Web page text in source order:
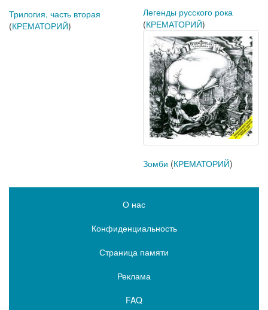
Трилогия, часть вторая
(КРЕМАТОРИЙ)
Легенды русского рока
(КРЕМАТОРИЙ)
Зомби (КРЕМАТОРИЙ)
О нас
Конфиденциальность
Страница памяти
Реклама
FAQ